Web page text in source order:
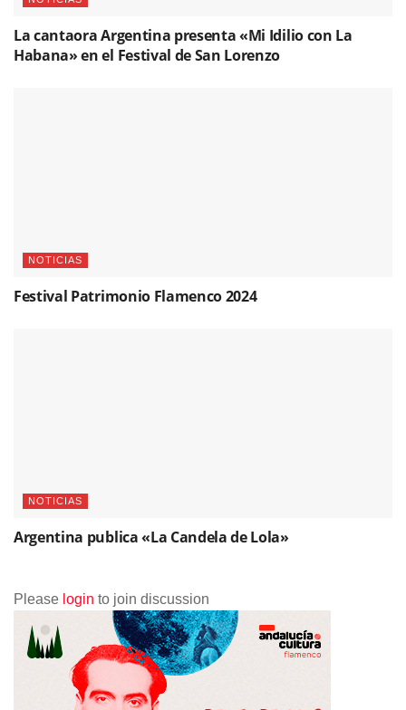
La cantaora Argentina presenta «Mi Idilio con La
Habana» en el Festival de San Lorenzo
NOTICIAS
Festival Patrimonio Flamenco 2024
NOTICIAS
Argentina publica «La Candela de Lola»
Please login to join discussion